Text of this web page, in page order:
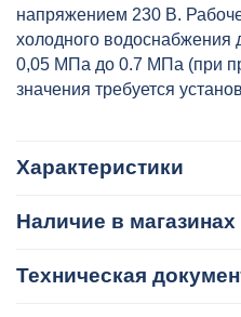
напряжением 230 В.
холодного водоснабжения
0,05 МПа до 0.7 МПа (при
значения требуется
Характеристики
Наличие в магазинах
Техническая